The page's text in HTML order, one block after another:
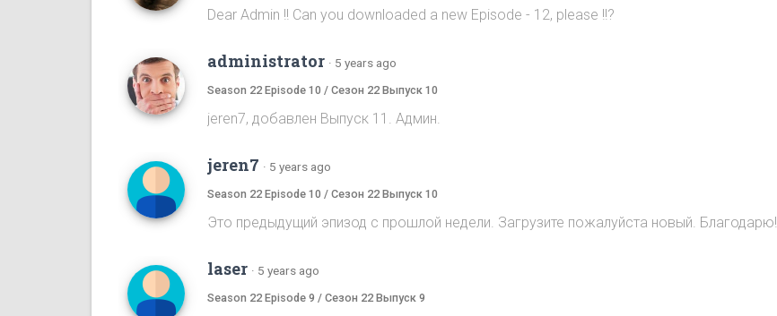
Dear Admin !! Can you downloaded a new Episode - 12, please !!?
administrator · 5 years ago
Season 22 Episode 10 / Сезон 22 Выпуск 10
jeren7, добавлен Выпуск 11. Админ.
jeren7 · 5 years ago
Season 22 Episode 10 / Сезон 22 Выпуск 10
Это предыдущий эпизод с прошлой недели. Загрузите пожалуйста новый. Благодарю!
laser · 5 years ago
Season 22 Episode 9 / Сезон 22 Выпуск 9